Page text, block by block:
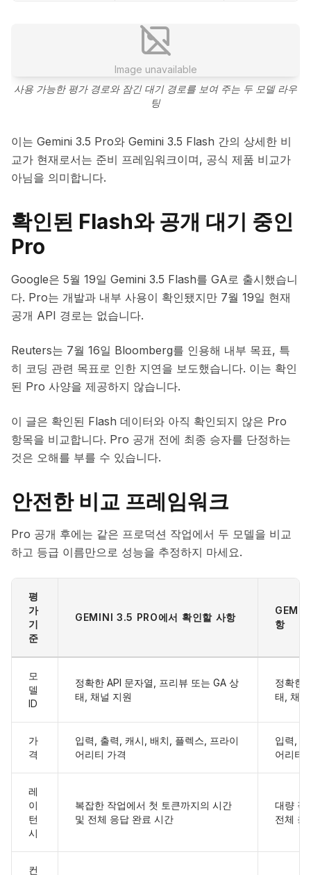
Image unavailable
사용 가능한 평가 경로와 잠긴 대기 경로를 보여 주는 두 모델 라우
팅
이는 Gemini 3.5 Pro와 Gemini 3.5 Flash 간의 상세한 비
교가 현재로서는 준비 프레임워크이며, 공식 제품 비교가
아님을 의미합니다.
확인된 Flash와 공개 대기 중인
Pro
Google은 5월 19일 Gemini 3.5 Flash를 GA로 출시했습니
다. Pro는 개발과 내부 사용이 확인됐지만 7월 19일 현재
공개 API 경로는 없습니다.
Reuters는 7월 16일 Bloomberg를 인용해 내부 목표, 특
히 코딩 관련 목표로 인한 지연을 보도했습니다. 이는 확인
된 Pro 사양을 제공하지 않습니다.
이 글은 확인된 Flash 데이터와 아직 확인되지 않은 Pro
항목을 비교합니다. Pro 공개 전에 최종 승자를 단정하는
것은 오해를 부를 수 있습니다.
안전한 비교 프레임워크
Pro 공개 후에는 같은 프로덕션 작업에서 두 모델을 비교
하고 등급 이름만으로 성능을 추정하지 마세요.
평
가
기
준
GEMINI 3.5 PRO에서 확인할 사항
항
모
델
ID
정확한 API 문자열, 프리뷰 또는 GA 상
태, 채널 지원
정확한
태, 채
가
격
입력, 출력, 캐시, 배치, 플렉스, 프라이
어리티 가격
입력,
어리티
레
이
턴
시
복잡한 작업에서 첫 토큰까지의 시간
및 전체 응답 완료 시간
대량 작
전체 응
컨